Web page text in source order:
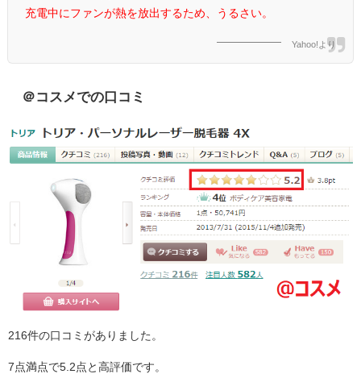
充電中にファンが熱を放出するため、うるさい。
Yahoo!より
＠コスメでの口コミ
216件の口コミがありました。
7点満点で5.2点と高評価です。